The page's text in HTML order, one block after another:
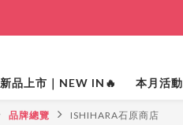
新品上市｜NEW IN🔥 本月活動
品牌總覽 ISHIHARA石原商店